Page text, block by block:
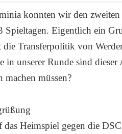
konnten wir den
Spieltagen. Eigentlich ein
die Transferpolitik von
in unserer Runde sind
machen müssen?
das Heimspiel gegen die